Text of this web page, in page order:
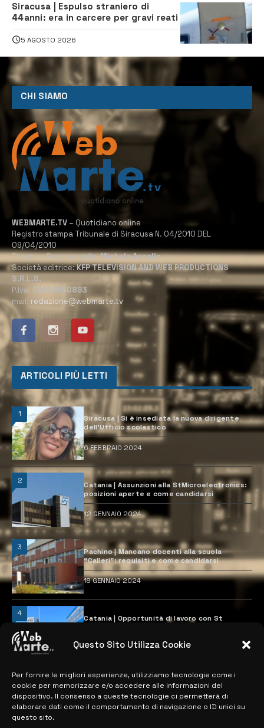
Questo Sito Utilizza Cookie
Per fornire le migliori esperienze, utilizziamo tecnologie come i
cookie per memorizzare e/o accedere alle informazioni del
dispositivo. Il consenso a queste tecnologie ci permetterà di
elaborare dati come il comportamento di navigazione o ID unici su
questo sito.
Siracusa | Espulso straniero di
44anni: era in carcere per gravi reati
5 AGOSTO 2026
CHI SIAMO
WEBMARTE.TV – Quotidiano online
Registro stampa Tribunale di Siracusa N. 04/2010 DEL
09/04/2010
Direttore Responsabile:Michele Accolla
Società editrice:KFP TELEVISION AND WEB PRODUCTIONS
S.R.L.S.
P.Iva: 02184950893
mail: redazione@webmarte.tv
ARTICOLI PIÙ LETTI
1
Siracusa | Si è insediata la nuova dirigente
dell’Ufficio scolastico
6 FEBBRAIO 2024
2
Catania | Assunzioni alla StMicroelectronics:
posizioni aperte e come candidarsi
12 GENNAIO 2024
3
Pachino | Mancano docenti alla scuola
“Calleri”: requisiti e come candidarsi
18 GENNAIO 2024
4
Catania | Opportunità di lavoro con St
28 MARZO 2024
MAPPA DEL SITO
> NOTIZIE